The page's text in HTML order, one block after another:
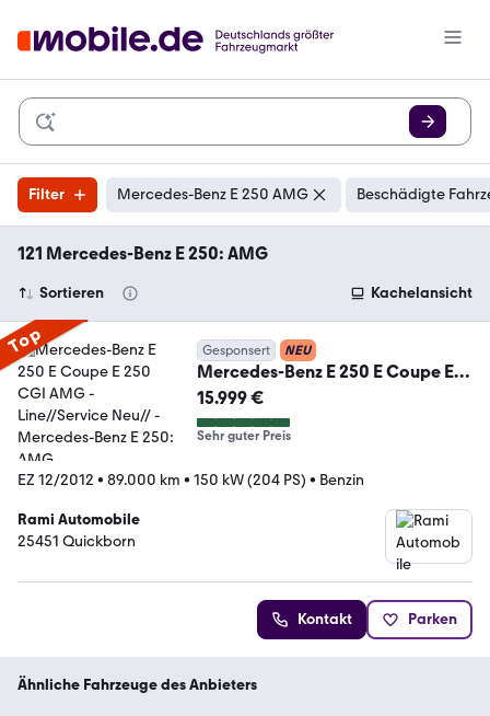
Filter Mercedes-Benz E 250 AMG Beschädigte
121 Mercedes-Benz E 250: AMG
Sortieren Kachelansicht
Top Gesponsert NEU
Mercedes-Benz E 250 E Coupe E
250 CGI AMG -Line//Service Neu//
15.999 €
Sehr guter Preis
EZ 12/2012 • 89.000 km • 150 kW (204 PS) • Benzin
Rami Automobile
25451 Quickborn
Kontakt Parken
Ähnliche Fahrzeuge des Anbieters